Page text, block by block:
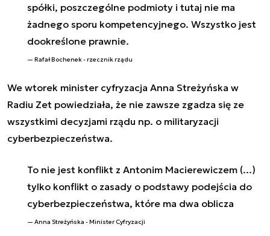
spółki, poszczególne podmioty i tutaj nie ma
żadnego sporu kompetencyjnego. Wszystko jest
dookreślone prawnie.
Rafał Bochenek - rzecznik rządu
We wtorek minister cyfryzacja Anna Streżyńska w
Radiu Zet powiedziała, że nie zawsze zgadza się ze
wszystkimi decyzjami rządu np. o militaryzacji
cyberbezpieczeństwa.
To nie jest konflikt z Antonim Macierewiczem (...)
tylko konflikt o zasady o podstawy podejścia do
cyberbezpieczeństwa, które ma dwa oblicza
Anna Streżyńska - Minister Cyfryzacji